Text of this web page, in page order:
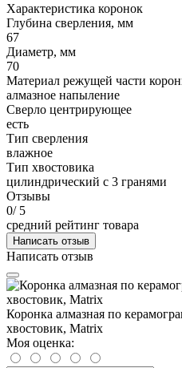
Характеристика коронок
Глубина сверления, мм
67
Диаметр, мм
70
Материал режущей части
алмазное напыление
Сверло центрирующее
есть
Тип сверления
влажное
Тип хвостовика
цилиндрический с 3 гранями
Отзывы
0/ 5
средний рейтинг товара
Написать отзыв
Написать отзыв
Коронка алмазная по
хвостовик, Matrix
Моя оценка: